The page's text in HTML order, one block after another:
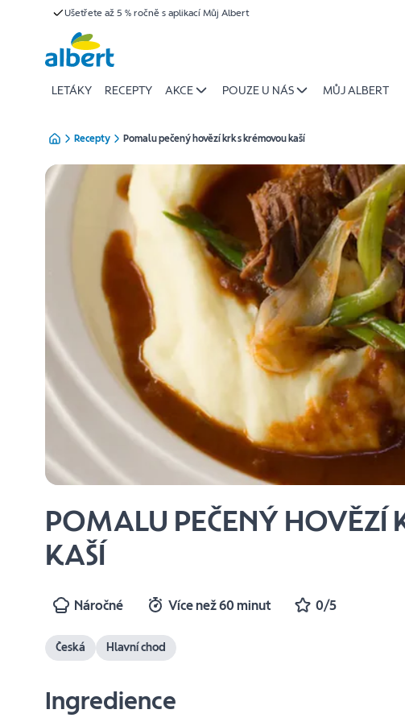
Ušetřete až 5 % ročně s aplikací Můj Albert
LETÁKY RECEPTY AKCE POUZE U NÁS MŮJ ALBERT
Recepty Pomalu pečený hovězí krk s krémovou kaší
POMALU PEČENÝ HOVĚZÍ
KAŠÍ
Náročné Více než 60 minut 0/5
Česká Hlavní chod
Ingredience